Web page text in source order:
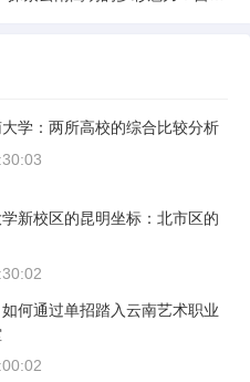
学：两所高校的综合比较分析
新校区的昆明坐标：北市区的
何通过单招踏入云南艺术职业